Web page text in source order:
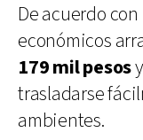
De acuerdo
económicos
179 mil pesos
trasladarse
ambientes.